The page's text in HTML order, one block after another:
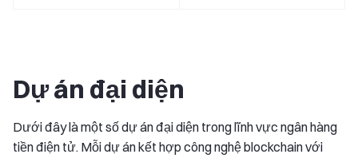
Dự án đại diện
Dưới đây là một số dự án đại diện trong lĩnh vực ngân hàng
tiền điện tử. Mỗi dự án kết hợp công nghệ blockchain với